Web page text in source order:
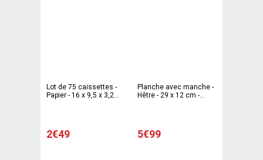
Lot de 75 caissettes -
Papier - 16 x 9,5 x 3,2
2€49
Planche avec manche -
Hêtre - 29 x 12 cm -
5€99